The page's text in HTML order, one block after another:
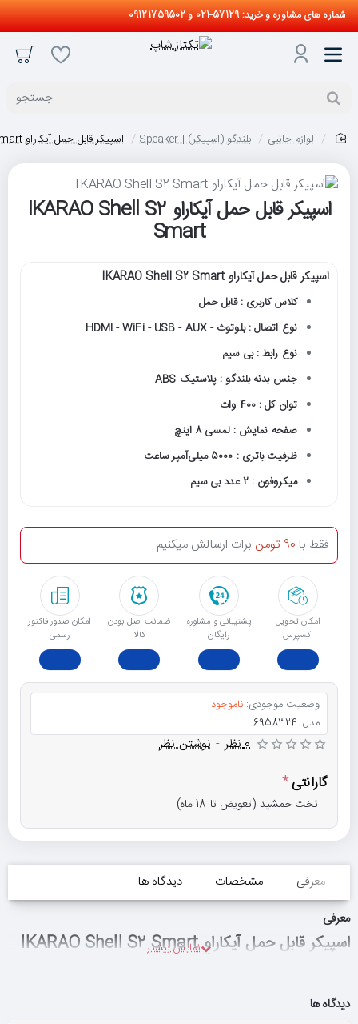
شماره های مشاوره و خرید: 57129-021 و 09121759502
جستجو
لوازم جانبی بلندگو (اسپیکر) | Speaker اسپیکر قابل حمل آیکاراو IKARAO Shell S2 Smart
اسپیکر قابل حمل آیکاراو IKARAO Shell S2
Smart
اسپیکر قابل حمل آیکاراو IKARAO Shell S2 Smart
کلاس کاربری : قابل حمل
نوع اتصال : بلوتوث - HDMI - WiFi - USB - AUX
نوع رابط : بی سیم
جنس بدنه بلندگو : پلاستیک ABS
توان کل : 400 وات
صفحه نمایش : لمسی 8 اینچ
ظرفیت باتری : 5000 میلی‌آمپر ساعت
میکروفون : 2 عدد بی سیم
امکان تحویل
اکسپرس
پشتیبانی و مشاوره
رایگان
ﺿﻤﺎﻧﺖ اﺻﻞ ﺑﻮدن
ﮐﺎﻟﺎ
امکان صدور فاکتور
رسمی
فقط با 90 تومن برات ارسالش میکنیم
وضعیت موجودی: ناموجود
مدل: 6958324
0 نظر - نوشتن نظر
گارانتی
تخت جمشید (تعویض تا 18 ماه)
معرفی مشخصات
دیدگاه ها
معرفی
اسپیکر قابل حمل آیکاراو IKARAO Shell S2 Smart
دیدگاه ها